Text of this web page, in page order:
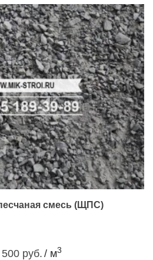
смесь (ЩПС)
500 руб. / м3